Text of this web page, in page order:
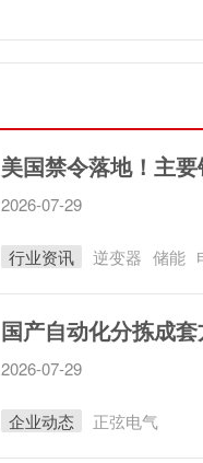
美国禁令落地！主
2026-07-29
行业资讯 逆变器 储能
2026-07-29
企业动态 正弦电气